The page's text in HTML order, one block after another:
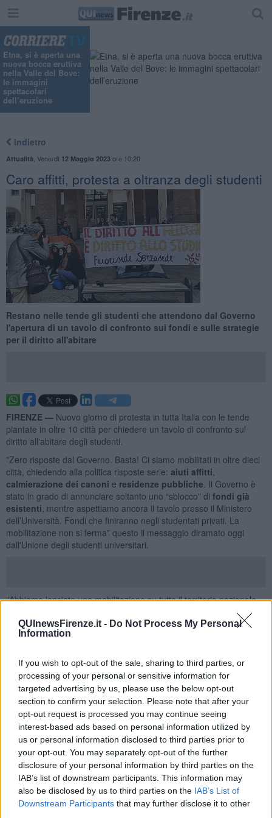
QUInewsFirenze.it - Do Not Process My Personal
Information
If you wish to opt-out of the sale, sharing to third parties, or
processing of your personal or sensitive information for
targeted advertising by us, please use the below opt-out
section to confirm your selection. Please note that after your
opt-out request is processed you may continue seeing
interest-based ads based on personal information utilized by
us or personal information disclosed to third parties prior to
your opt-out. You may separately opt-out of the further
disclosure of your personal information by third parties on the
IAB’s list of downstream participants. This information may
also be disclosed by us to third parties on the IAB’s List of
Downstream Participants that may further disclose it to other
Etna, si è aperta una
nuova bocca eruttiva
nella Valle del Bove:
le immagini
spettacolari
dell’eruzione
Indietro
Attualità Venerdì 12 Maggio 2023ore 10:20
Caro affitti, protesta a oltranza degli studenti
Restano nelle tende gli studenti che attendono dal Governo
l'apertura di un tavolo di confronto sui fondi e sulle strategie
per il diritto all'abitare
FIRENZE — Nuovo giorno di protesta in tutta Italia con le tende
piantate in oltre 10 città per chiedere un tavolo di confronto sul
diritto all'abitare degli studenti.
"Zero risposte dal Governo. Basta! Ci siamo mobilitati in oltre dieci
città, chiedendo alla politica risposte serie: aiuti affitti
calmierazione dei canoni e residenze pubbliche . Il Governo è
stato in grado di annunciare soltanto uno “sblocco” di fondi già
esistenti , mentre aspettiamo ancora il tavolo presso il Ministero
dell’Università. Fondi che finiranno negli studentati privati. La
mobilitazione non si ferma" questo il messaggio diramato oggi
dall'Unione degli studenti universitari.
"Abbiamo lanciato una mobilitazione su tutto il territorio nazionale
di denuncia
verso l’attuale crisi abitativa. Da Torino fino a Cagliari le nostre
richieste sono chiare: servono risposte strutturali all’emergenza in
calmierazione degli affitti su scala nazionale. La mobilitazione non
si fermerà e pretendiamo risposte subito dalle parti politiche" è
questo il manifesto della lotta.
In Toscanale tende sono aFirenzepresso la Biblioteca di Lettere,
in piazza Brunelleschi. LaCgil Toscanasi è schierata a sostegno
degli studenti “Siamo a fianco della mobilitazione lanciata
dall’Unione degli Universitari che, con lo slogan ‘Senza casa, senza
futuro’ e con le tende al Polo di Novoli, chiede risposte al Governo
sulla crisi abitativa, e denunciamo la grave condizione del mercato
degli affitti” così Cgil e Sunia Firenze. Sunia Firenze “è
assolutamente necessario che il governo torni a finanziare
strutturalmente il diritto allo studio, perché ancora oggi migliaia e
migliaia di studenti che ne hanno diritto non riescono ad accedere a